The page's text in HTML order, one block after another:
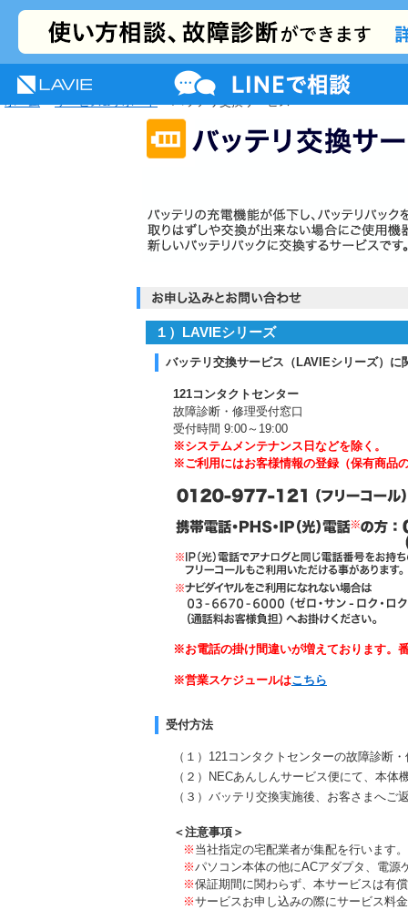
NEC LAVIE公式サイト
プレミアムサービス 活用情報
１）LAVIEシリーズ
バッテリ交換サービス（LAVIEシリーズ）に
121コンタクトセンター
故障診断・修理受付窓口
受付時間 9:00～19:00
※システムメンテナンス日などを除く。
※ご利用にはお客様情報の登録（保有商品
※お電話の掛け間違いが増えております。
※営業スケジュールはこちら
受付方法
（１）121コンタクトセンターの故障診断
（２）NECあんしんサービス便にて、本
（３）バッテリ交換実施後、お客さまへご
＜注意事項＞
※ 当社指定の宅配業者が集配を行います
※パソコン本体の他にACアダプタ、電源
※保証期間に関わらず、本サービスは有
※サービスお申し込みの際にサービス料